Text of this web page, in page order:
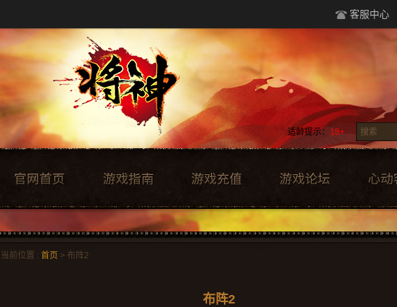
客服中心
适龄提示： 18+
当前位置 : 首页 > 布阵2
布阵2